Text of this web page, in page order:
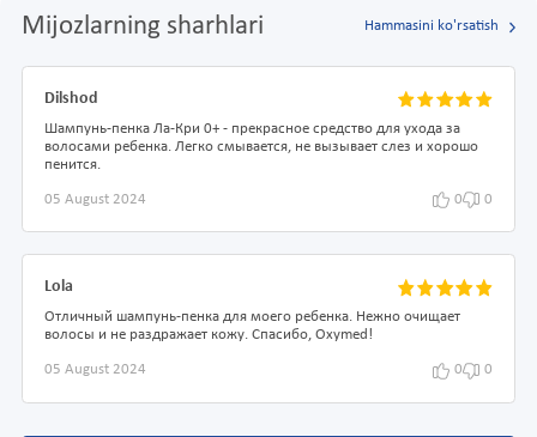
Mijozlarning sharhlari Hammasini ko'rsatish
Dilshod
Шампунь-пенка Ла-Кри 0+ - прекрасное средство для ухода за
волосами ребенка. Легко смывается, не вызывает слез и хорошо
пенится.
05 August 2024 0 0
Lola
Отличный шампунь-пенка для моего ребенка. Нежно очищает
волосы и не раздражает кожу. Спасибо, Oxymed!
05 August 2024 0 0